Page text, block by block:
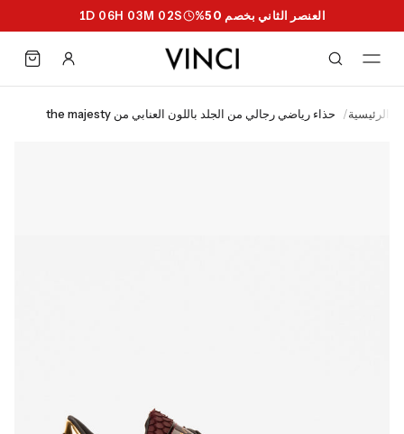
العنصر الثاني بخصم 50% 1D 06H 03M 02S
الرئيسية/ حذاء رياضي رجالي من الجلد باللون العنابي من the majesty